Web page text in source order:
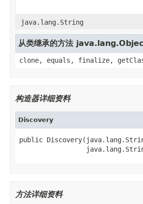
java.lang.String
从类继承的方法
clone, equals, finalize,
构造器详细资料
Discovery
public
方法详细资料